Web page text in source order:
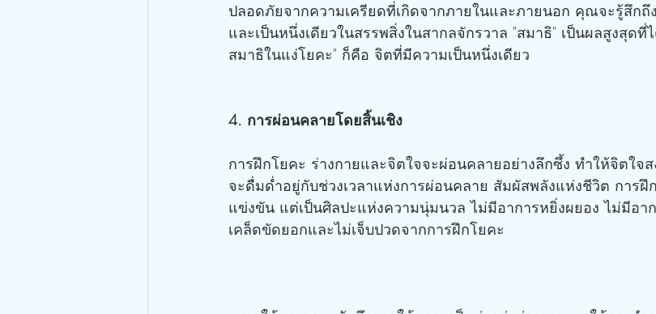
ปลอดภัยจากความเครียดที่เกิดจากภายในและภายนอก คุณจะรู้สึกถึ
และเป็นหนึ่งเดียวในสรรพสิ่งในสากลจักรวาล "สมาธิ" เป็นผลสูงสุดที่
สมาธิในแง่โยคะ" ก็คือ จิตที่มีความเป็นหนึ่งเดียว
4. การผ่อนคลายโดยสิ้นเชิง
การฝึกโยคะ ร่างกายและจิตใจจะผ่อนคลายอย่างลึกซึ้ง ทำให้จิตใ
จะดื่มด่ำอยู่กับช่วงเวลาแห่งการผ่อนคลาย สัมผัสพลังแห่งชีวิต การฝึ
แข่งขัน แต่เป็นศิลปะแห่งความนุ่มนวล ไม่มีอาการหยิ่งผยอง ไม่มีอา
เคล็ดขัดยอกและไม่เจ็บปวดจากการฝึกโยคะ